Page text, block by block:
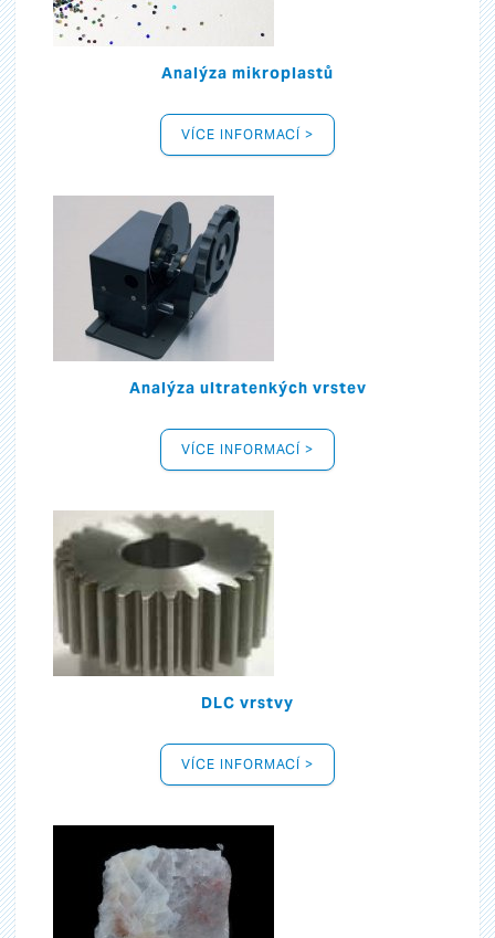
Analýza mikroplastů
VÍCE INFORMACÍ >
Analýza ultratenkých vrstev
VÍCE INFORMACÍ >
DLC vrstvy
VÍCE INFORMACÍ >